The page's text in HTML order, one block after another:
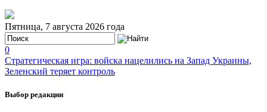
Пятница, 7 августа 2026 года
0
Стратегическая игра: войска нацелились на Запад Украины,
Зеленский теряет контроль
Выбор редакции